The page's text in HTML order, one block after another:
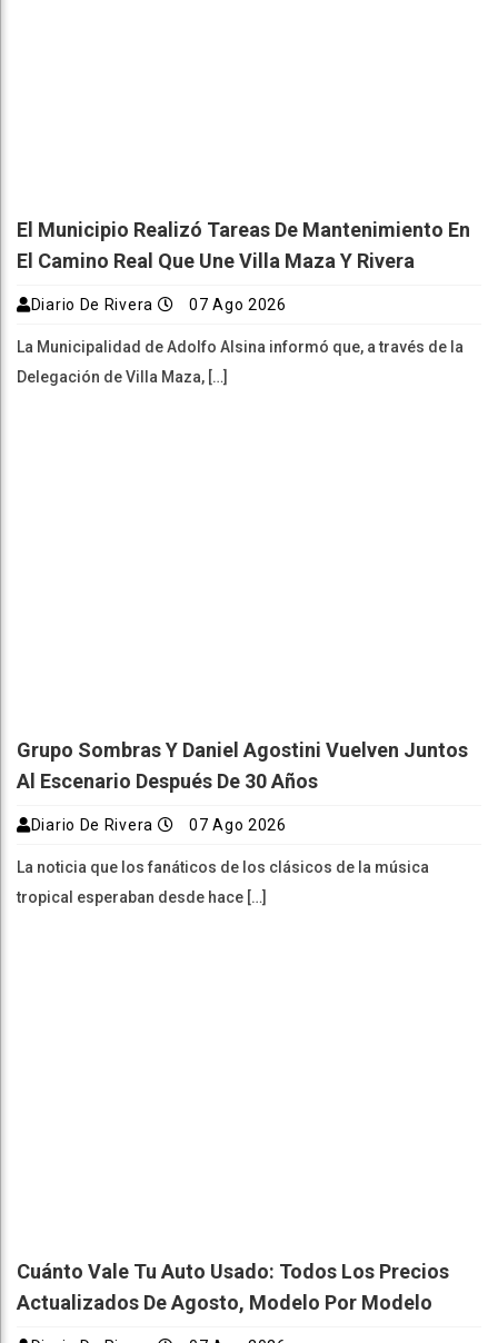
El Municipio Realizó Tareas De Mantenimiento En
El Camino Real Que Une Villa Maza Y Rivera
Diario De Rivera 07 Ago 2026
La Municipalidad de Adolfo Alsina informó que, a través de la
Delegación de Villa Maza, […]
Grupo Sombras Y Daniel Agostini Vuelven Juntos
Al Escenario Después De 30 Años
Diario De Rivera 07 Ago 2026
La noticia que los fanáticos de los clásicos de la música
tropical esperaban desde hace […]
Cuánto Vale Tu Auto Usado: Todos Los Precios
Actualizados De Agosto, Modelo Por Modelo